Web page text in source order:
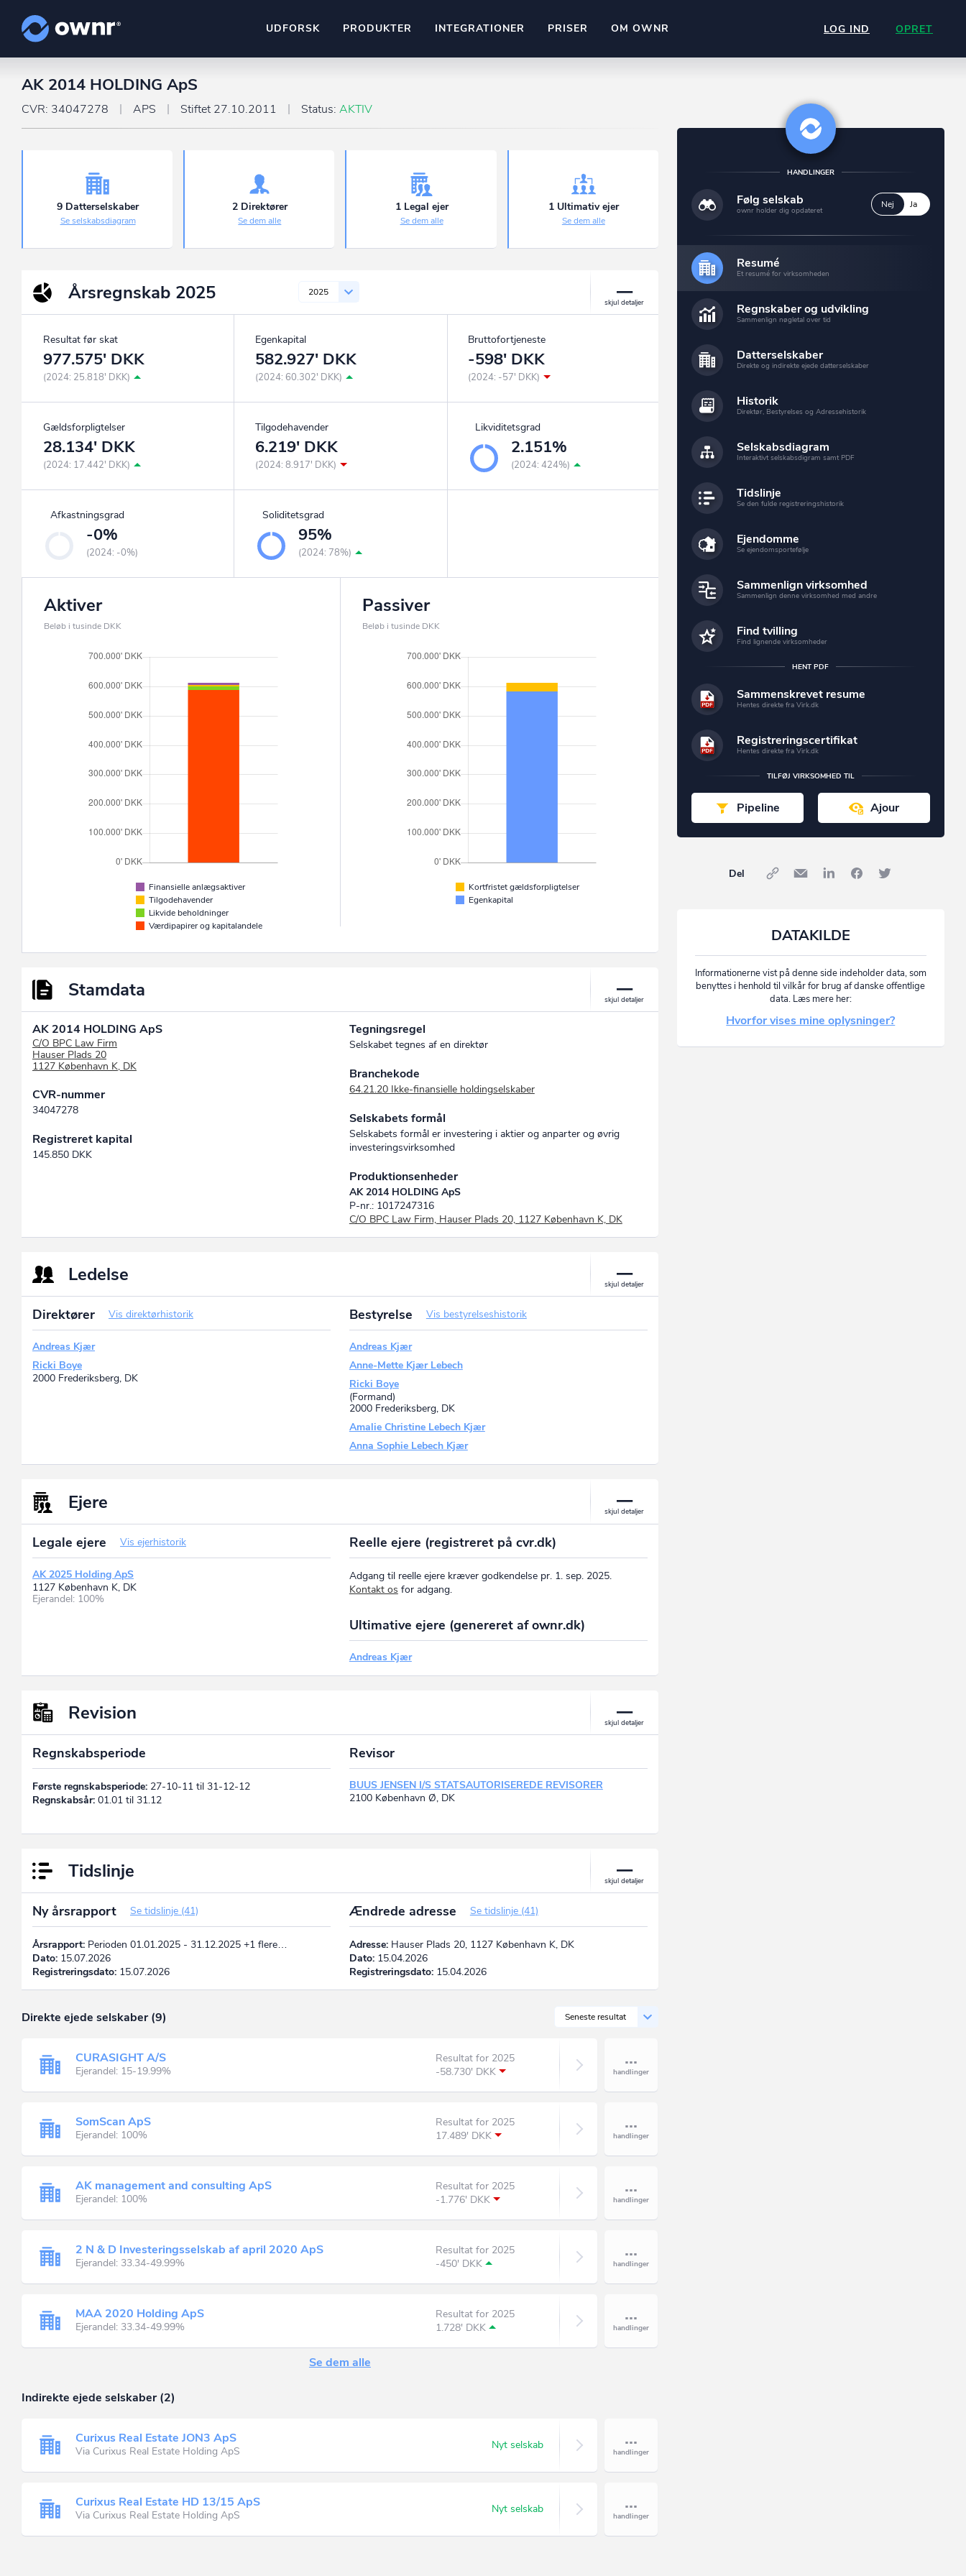
UDFORSK PRODUKTER
Hold dig opdateret og compliant
ownr Pipeline
Identificer salgsklare kundeemner
INTEGRATIONER
Kun fantasien sætter grænsen
Ownr ajour goes supersonic
PRISER OM OWNR LOG IND OPRET
AK 2014 HOLDING ApS
CVR: 34047278 APS Stiftet 27.10.2011 Status: AKTIV
9 Datterselskaber
Se selskabsdiagram
2 Direktører
Se dem alle
1 Legal ejer
Se dem alle
1 Ultimativ ejer
Se dem alle
Årsregnskab 2025 2025
Resultat før skat
977.575' DKK
(2024: 25.818' DKK)
Egenkapital
582.927' DKK
(2024: 60.302' DKK)
Bruttofortjeneste
-598' DKK
(2024: -57' DKK)
Gældsforpligtelser
28.134' DKK
(2024: 17.442' DKK)
Tilgodehavender
6.219' DKK
(2024: 8.917' DKK)
Likviditetsgrad
2.151%
(2024: 424%)
Afkastningsgrad
-0%
(2024: -0%)
Soliditetsgrad
95%
(2024: 78%)
Aktiver
Beløb i tusinde DKK
Finansielle anlægsaktiver
Tilgodehavender
Likvide beholdninger
Værdipapirer og kapitalandele
Passiver
Beløb i tusinde DKK
Kortfristet gældsforpligtelser
Egenkapital
Stamdata
AK 2014 HOLDING ApS
C/O BPC Law Firm
Hauser Plads 20
1127 København K, DK
CVR-nummer
34047278
Registreret kapital
145.850 DKK
Tegningsregel
Selskabet tegnes af en direktør
Branchekode
64.21.20 Ikke-finansielle holdingselskaber
Selskabets formål
Selskabets formål er investering i aktier og anparter og øvrig
investeringsvirksomhed
Produktionsenheder
AK 2014 HOLDING ApS
P-nr.: 1017247316
C/O BPC Law Firm, Hauser Plads 20, 1127 København K, DK
Ledelse
Direktører Vis direktørhistorik
Andreas Kjær
Ricki Boye
2000 Frederiksberg, DK
Bestyrelse Vis bestyrelseshistorik
Andreas Kjær
Anne-Mette Kjær Lebech
Ricki Boye
(Formand)
2000 Frederiksberg, DK
Amalie Christine Lebech Kjær
Anna Sophie Lebech Kjær
Ejere
Legale ejere Vis ejerhistorik
AK 2025 Holding ApS
1127 København K, DK
Ejerandel: 100%
Reelle ejere (registreret på cvr.dk)
Adgang til reelle ejere kræver godkendelse pr. 1. sep. 2025.
Kontakt os for adgang.
Ultimative ejere (genereret af ownr.dk)
Andreas Kjær
Revision
Regnskabsperiode
Første regnskabsperiode: 27-10-11 til 31-12-12
Regnskabsår: 01.01 til 31.12
Revisor
BUUS JENSEN I/S STATSAUTORISEREDE REVISORER
2100 København Ø, DK
Tidslinje
Ny årsrapport Se tidslinje (41)
Årsrapport: Perioden 01.01.2025 - 31.12.2025 +1 flere…
Dato: 15.07.2026
Registreringsdato: 15.07.2026
Ændrede adresse Se tidslinje (41)
Adresse:Hauser Plads 20, 1127 København K, DK
Dato:15.04.2026
Registreringsdato:15.04.2026
Seneste resultat
Direkte ejede selskaber (9)
CURASIGHT A/S
Ejerandel: 15-19.99%
Resultat for 2025
-58.730' DKK
SomScan ApS
Ejerandel: 100%
Resultat for 2025
17.489' DKK
AK management and consulting ApS
Ejerandel: 100%
Resultat for 2025
-1.776' DKK
2 N & D Investeringsselskab af april 2020 ApS
Ejerandel: 33.34-49.99%
Resultat for 2025
-450' DKK
MAA 2020 Holding ApS
Ejerandel: 33.34-49.99%
Resultat for 2025
1.728' DKK
Se dem alle
Indirekte ejede selskaber (2)
Curixus Real Estate JON3 ApS
Via Curixus Real Estate Holding ApS Nyt selskab
Curixus Real Estate HD 13/15 ApS
Via Curixus Real Estate Holding ApS Nyt selskab
HANDLINGER
Følg selskab
ownr holder dig opdateret
Nej Ja
Resumé
Et resumé for virksomheden
Regnskaber og udvikling
Sammenlign nøgletal over tid
Datterselskaber
Direkte og indirekte ejede datterselskaber
Historik
Direktør, Bestyrelses og Adressehistorik
Selskabsdiagram
Interaktivt selskabsdigram samt PDF
Tidslinje
Se den fulde registreringshistorik
Ejendomme
Se ejendomsportefølje
Sammenlign virksomhed
Sammenlign denne virksomhed med andre
Find tvilling
Find lignende virksomheder
HENT PDF
Sammenskrevet resume
Hentes direkte fra Virk.dk
Registreringscertifikat
Hentes direkte fra Virk.dk
TILFØJ VIRKSOMHED TIL
Pipeline Ajour
Del
DATAKILDE
Informationerne vist på denne side indeholder data, som
benyttes i henhold til vilkår for brug af danske offentlige
data. Læs mere her:
Hvorfor vises mine oplysninger?